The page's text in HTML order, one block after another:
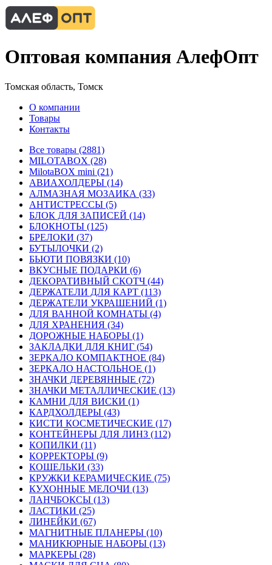
Оптовая компания АлефОпт
Томская область, Томск
О компании
Товары
Контакты
Все товары (2881)
MILOTABOX (28)
MilotaBOX mini (21)
АВИАХОЛДЕРЫ (14)
АЛМАЗНАЯ МОЗАИКА (33)
АНТИСТРЕССЫ (5)
БЛОК ДЛЯ ЗАПИСЕЙ (14)
БЛОКНОТЫ (125)
БРЕЛОКИ (37)
БУТЫЛОЧКИ (2)
БЬЮТИ ПОВЯЗКИ (10)
ВКУСНЫЕ ПОДАРКИ (6)
ДЕКОРАТИВНЫЙ СКОТЧ (44)
ДЕРЖАТЕЛИ ДЛЯ КАРТ (113)
ДЕРЖАТЕЛИ УКРАШЕНИЙ (1)
ДЛЯ ВАННОЙ КОМНАТЫ (4)
ДЛЯ ХРАНЕНИЯ (34)
ДОРОЖНЫЕ НАБОРЫ (1)
ЗАКЛАДКИ ДЛЯ КНИГ (54)
ЗЕРКАЛО КОМПАКТНОЕ (84)
ЗЕРКАЛО НАСТОЛЬНОЕ (1)
ЗНАЧКИ ДЕРЕВЯННЫЕ (72)
ЗНАЧКИ МЕТАЛЛИЧЕСКИЕ (13)
КАМНИ ДЛЯ ВИСКИ (1)
КАРДХОЛДЕРЫ (43)
КИСТИ КОСМЕТИЧЕСКИЕ (17)
КОНТЕЙНЕРЫ ДЛЯ ЛИНЗ (112)
КОПИЛКИ (11)
КОРРЕКТОРЫ (9)
КОШЕЛЬКИ (33)
КРУЖКИ КЕРАМИЧЕСКИЕ (75)
КУХОННЫЕ МЕЛОЧИ (13)
ЛАНЧБОКСЫ (13)
ЛАСТИКИ (25)
ЛИНЕЙКИ (67)
МАГНИТНЫЕ ПЛАНЕРЫ (10)
МАНИКЮРНЫЕ НАБОРЫ (13)
МАРКЕРЫ (28)